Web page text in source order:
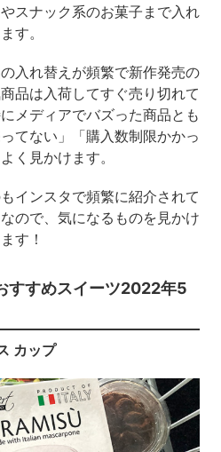
スナック系のお菓子まで入れ
す。
入れ替えが頻繁で新作発売の
品は入荷してすぐ売り切れて
メディアでバズった商品とも
てない」「購入数制限かかっ
く見かけます。
インスタで頻繁に紹介されて
ので、気になるものを見かけ
す！
すすめスイーツ2022年5
カップ